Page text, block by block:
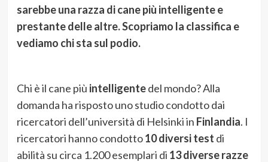
sarebbe una razza di cane più intelligente e
prestante delle altre. Scopriamo la classifica e
vediamo chi sta sul podio.
Chi è il cane più intelligentedel mondo? Alla
domanda ha risposto uno studio condotto dai
ricercatori dell’università di Helsinki in Finlandia. I
ricercatori hanno condotto10 diversi test di
abilità su circa 1.200 esemplari di 13 diverse razze